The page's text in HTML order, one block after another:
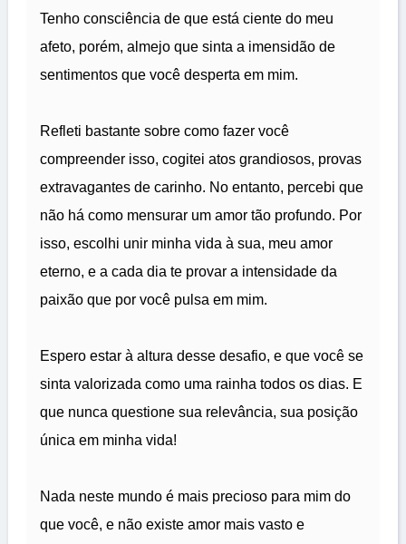
Tenho consciência de que está ciente do meu
afeto, porém, almejo que sinta a imensidão de
sentimentos que você desperta em mim.
Refleti bastante sobre como fazer você
compreender isso, cogitei atos grandiosos, provas
extravagantes de carinho. No entanto, percebi que
não há como mensurar um amor tão profundo. Por
isso, escolhi unir minha vida à sua, meu amor
eterno, e a cada dia te provar a intensidade da
paixão que por você pulsa em mim.
Espero estar à altura desse desafio, e que você se
sinta valorizada como uma rainha todos os dias. E
que nunca questione sua relevância, sua posição
única em minha vida!
Nada neste mundo é mais precioso para mim do
que você, e não existe amor mais vasto e